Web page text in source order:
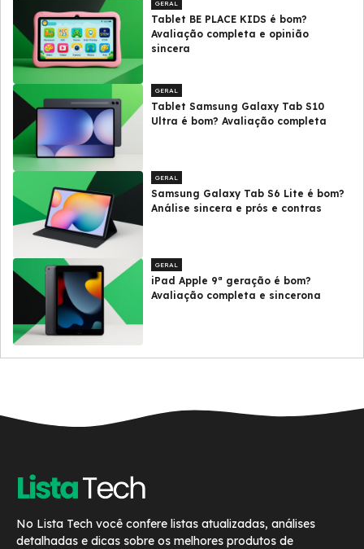
GERAL
Tablet BE PLACE KIDS é bom?
Avaliação completa e opinião
sincera
GERAL
Tablet Samsung Galaxy Tab S10
Ultra é bom? Avaliação completa
GERAL
Samsung Galaxy Tab S6 Lite é bom?
Análise sincera e prós e contras
GERAL
iPad Apple 9ª geração é bom?
Avaliação completa e sincerona
No Lista Tech você confere listas atualizadas, análises
detalhadas e dicas sobre os melhores produtos de